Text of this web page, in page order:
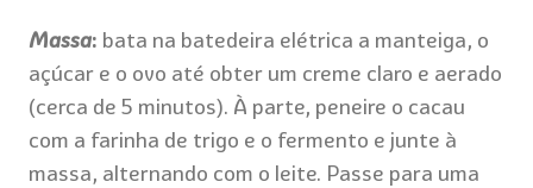
Massa: bata na batedeira elétrica a manteiga, o
açúcar e o ovo até obter um creme claro e aerado
(cerca de 5 minutos). À parte, peneire o cacau
com a farinha de trigo e o fermento e junte à
massa, alternando com o leite. Passe para uma